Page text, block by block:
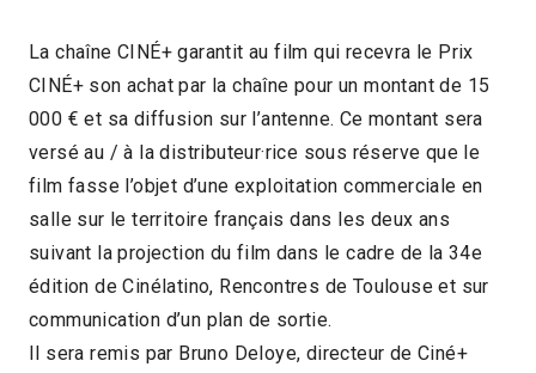
La chaîne CINÉ+ garantit au film qui recevra le Prix
CINÉ+ son achat par la chaîne pour un montant de 15
000 € et sa diffusion sur l’antenne. Ce montant sera
versé au / à la distributeur·rice sous réserve que le
film fasse l’objet d’une exploitation commerciale en
salle sur le territoire français dans les deux ans
suivant la projection du film dans le cadre de la 34e
édition de Cinélatino, Rencontres de Toulouse et sur
communication d’un plan de sortie.
Il sera remis par Bruno Deloye, directeur de Ciné+